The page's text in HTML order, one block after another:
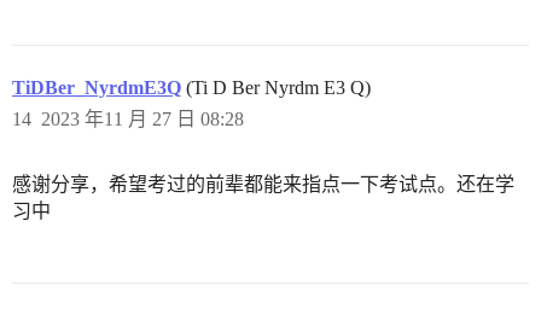
TiDBer_NyrdmE3Q (Ti D Ber Nyrdm E3 Q)
2023 年11 月 27 日 08:28
14
感谢分享，希望考过的前辈都能来指点一下考试点。还在学
习中